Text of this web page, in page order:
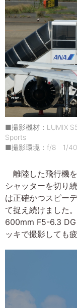
■撮影機材：LUMIX
Sports
■撮影環境：f/8 1/
離陸した飛行機
シャッターを切り
は正確かつスピー
て捉え続けました
600mm F5-6.3
ッキで撮影しても